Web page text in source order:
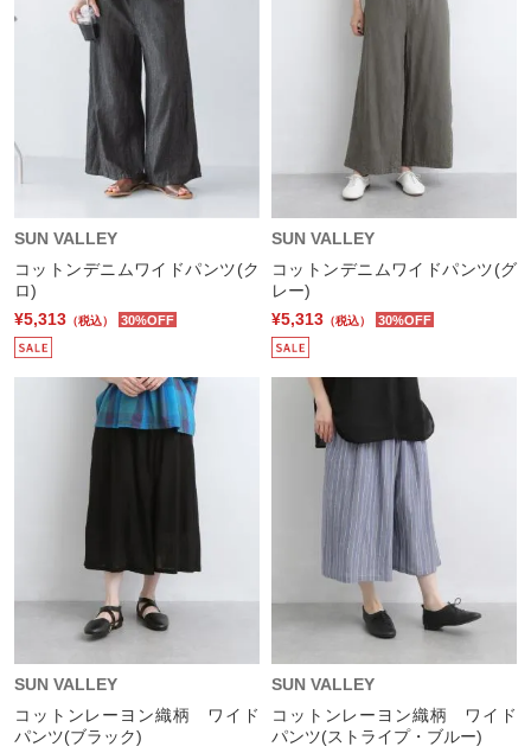
SUN VALLEY
コットンデニムワイドパンツ(ク
ロ)
¥5,313 （税込） 30%OFF
SUN VALLEY
コットンデニムワイドパンツ(グ
レー)
¥5,313 （税込） 30%OFF
SUN VALLEY
コットンレーヨン織柄 ワイド
パンツ(ブラック)
SUN VALLEY
コットンレーヨン織柄 ワイド
パンツ(ストライプ・ブルー)